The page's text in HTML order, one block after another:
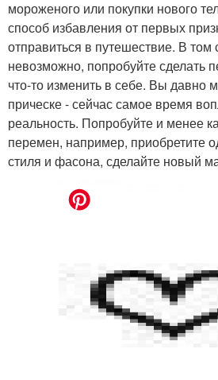
мороженого или покупки нового
способ избавления от первых
отправиться в путешествие. В том
невозможно, попробуйте сделать
что-то изменить в себе. Вы давно
прическе - сейчас самое время
реальность. Попробуйте и менее
перемен, например, приобретите
стиля и фасона, сделайте новый